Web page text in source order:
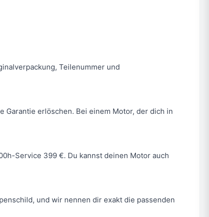
Teilenummer und
erlöschen. Bei einem Motor, der dich in
Service 399 €. Du kannst deinen Motor auch
und wir nennen dir exakt die passenden